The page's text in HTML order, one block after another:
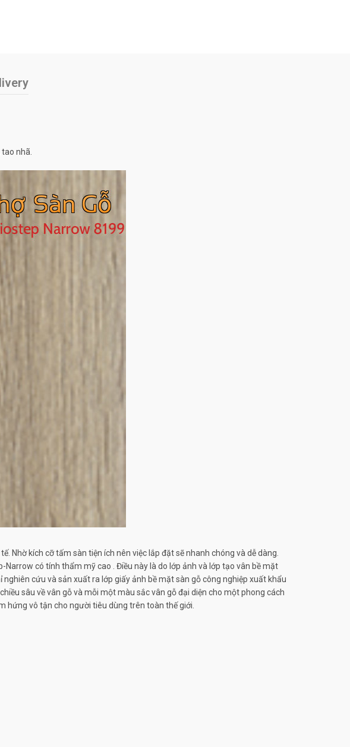
nhã.
kích cỡ tấm sàn tiện ích nên việc lắp đặt sẽ nhanh chóng và dễ dàng.
có tính thẩm mỹ cao . Điều này là do lớp ảnh và lớp tạo vân bề mặt
cứu và sản xuất ra lớp giấy ảnh bề mặt sàn gỗ công nghiệp xuất khẩu
sâu về vân gỗ và mỗi một màu sắc vân gỗ đại diện cho một phong cách
hứng vô tận cho người tiêu dùng trên toàn thế giới.